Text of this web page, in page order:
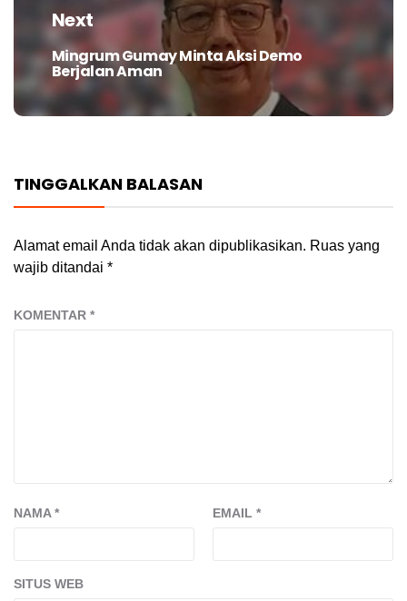
Next
Next
post:
Mingrum Gumay Minta Aksi Demo
Berjalan Aman
TINGGALKAN BALASAN
Alamat email Anda tidak akan dipublikasikan. Ruas yang
wajib ditandai *
KOMENTAR *
NAMA* EMAIL *
SITUS WEB